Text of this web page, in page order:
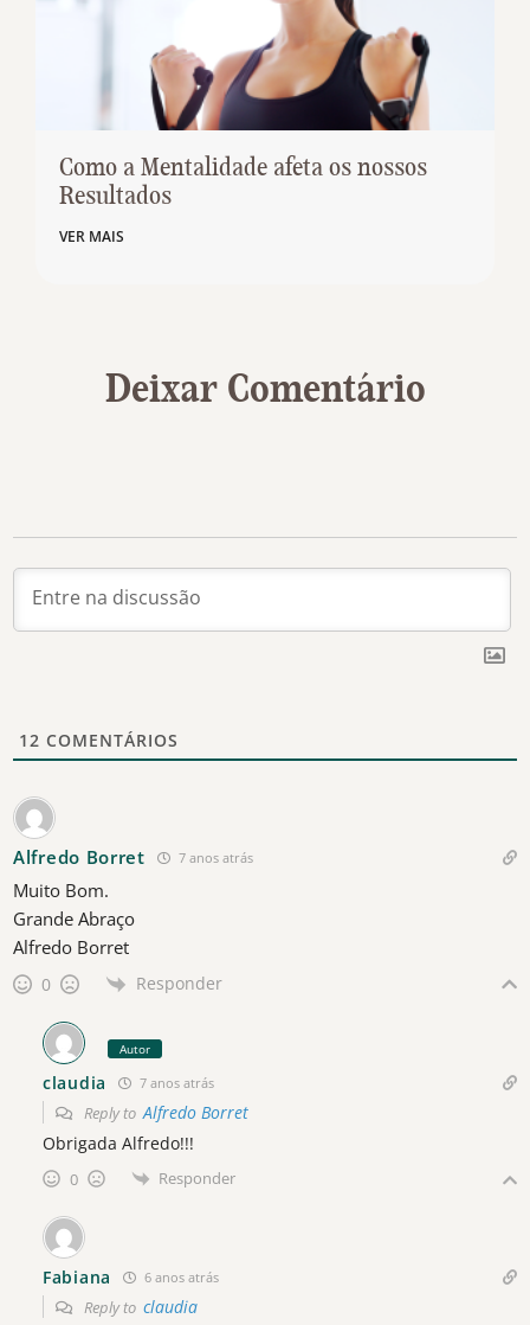
Como a Mentalidade afeta os nossos
Resultados
VER MAIS
Deixar Comentário
12 COMENTÁRIOS
Alfredo Borret 7 anos atrás
Muito Bom.
Grande Abraço
Alfredo Borret
0 Responder
Autor
claudia 7 anos atrás
Reply toAlfredo Borret
Obrigada Alfredo!!!
0 Responder
Fabiana 6 anos atrás
Reply to claudia